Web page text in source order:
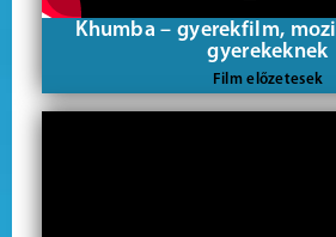
Khumba – gyerekfilm,
gyerekeknek
Film előzetesek